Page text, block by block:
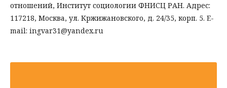
отношений, Институт социологии ФНИСЦ РАН. Адрес:
117218, Москва, ул. Кржижановского, д. 24/35, корп. 5. E-
mail: ingvar31@yandex.ru